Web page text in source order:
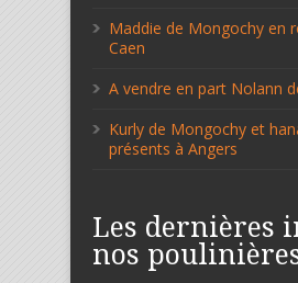
Maddie de Mongochy en
Caen
A vendre en part Nolann
Kurly de Mongochy et
présents à Angers
Les dernières
nos